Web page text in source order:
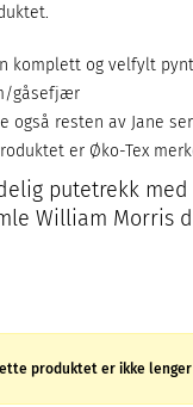
komplett og velfylt
gåsefjær
også resten av Jane
er Øko-Tex
putetrekk
William Morris
produktet er ikke